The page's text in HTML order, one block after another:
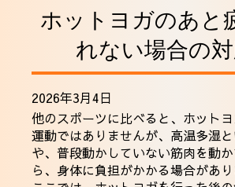
採用情報
ホットヨガのあと
れない場合の
2026年3月4日
他のスポーツに比べると、ホット
運動ではありませんが、高温多湿
や、普段動かしていない筋肉を動
ら、身体に負担がかかる場合があり